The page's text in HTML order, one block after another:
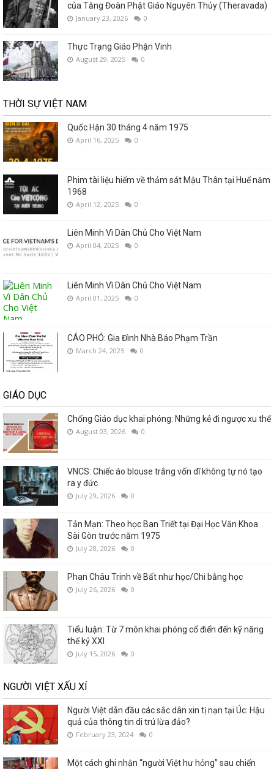
của Tăng Đoàn Phật Giáo Nguyên Thủy (Theravada)
January 23, 2026 0
Thực Trạng Giáo Phận Vinh
August 29, 2025 0
THỜI SỰ VIỆT NAM
Quốc Hận 30 tháng 4 năm 1975
April 16, 2025 0
Phim tài liệu hiếm về thảm sát Mậu Thân tại Huế năm
1968
April 12, 2025 0
Liên Minh Vì Dân Chủ Cho Việt Nam
April 04, 2025 0
Liên Minh Vì Dân Chủ Cho Việt Nam
April 01, 2025 0
CÁO PHÓ: Gia Đình Nhà Báo Phạm Trần
March 24, 2025 0
GIÁO DỤC
Chống Giáo dục khai phóng: Những kẻ đi ngược xu thế
August 03, 2026 0
VNCS: Chiếc áo blouse trắng vốn dĩ không tự nó tạo
ra y đức
July 29, 2026 0
Tản Mạn: Theo học Ban Triết tại Đại Học Văn Khoa
Sài Gòn trước năm 1975
July 28, 2026 0
Phan Châu Trinh về Bất như học/Chi bằng học
July 26, 2026 0
Tiểu luận: Từ 7 môn khai phóng cổ điển đến kỹ năng
thế kỷ XXI
July 15, 2026 0
NGƯỜI VIỆT XẤU XÍ
Người Việt dẫn đầu các sắc dân xin tị nạn tại Úc: Hậu
quả của thông tin di trú lừa đảo?
February 23, 2024 0
Một cách ghi nhận “người Việt hư hỏng” sau chiến